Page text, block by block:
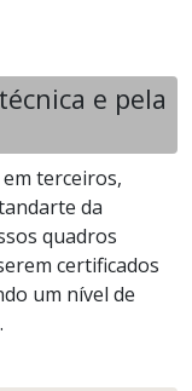
e pela
terceiros,
da
quadros
certificados
um nível de